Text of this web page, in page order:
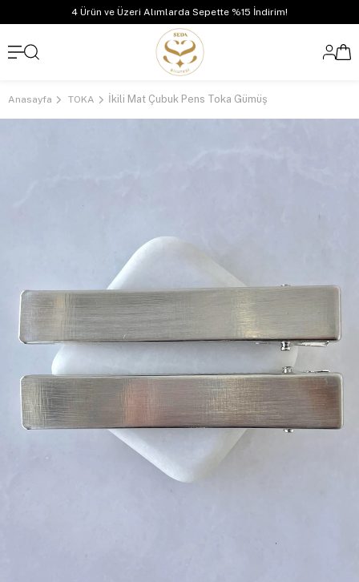
4 Ürün ve Üzeri Alımlarda Sepette %15 İndirim!
Anasayfa TOKA İkili Mat Çubuk Pens Toka Gümüş